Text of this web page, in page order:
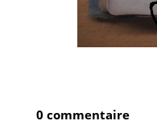
0 commentaire